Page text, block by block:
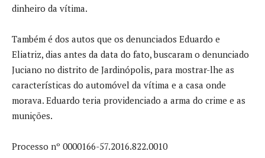
dinheiro da vítima.
Também é dos autos que os denunciados Eduardo e
Eliatriz, dias antes da data do fato, buscaram o denunciado
Juciano no distrito de Jardinópolis, para mostrar-lhe as
características do automóvel da vítima e a casa onde
morava. Eduardo teria providenciado a arma do crime e as
munições.
Processo nº 0000166-57.2016.822.0010